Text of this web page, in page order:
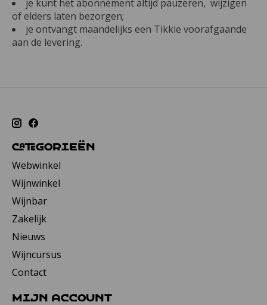
je kunt het abonnement altijd pauzeren, wijzigen
of elders laten bezorgen;
je ontvangt maandelijks een Tikkie voorafgaande
aan de levering.
Categorieën
Webwinkel
Wijnwinkel
Wijnbar
Zakelijk
Nieuws
Wijncursus
Contact
Mijn account